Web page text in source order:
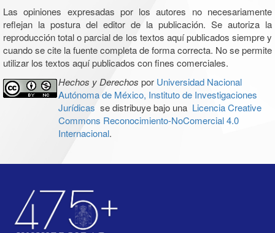
Las opiniones expresadas por los autores no necesariamente
reflejan la postura del editor de la publicación. Se autoriza la
reproducción total o parcial de los textos aquí publicados siempre y
cuando se cite la fuente completa de forma correcta. No se permite
utilizar los textos aquí publicados con fines comerciales.
Hechos y Derechos por Universidad Nacional
Autónoma de México, Instituto de Investigaciones
Jurídicas se distribuye bajo una Licencia Creative
Commons Reconocimiento-NoComercial 4.0
Internacional.